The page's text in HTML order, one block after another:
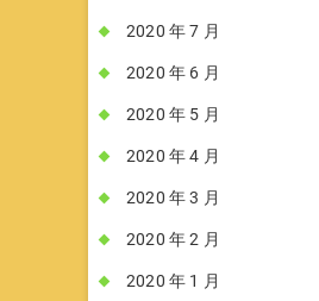
2020 年 7 月
2020 年 6 月
2020 年 5 月
2020 年 4 月
2020 年 3 月
2020 年 2 月
2020 年 1 月